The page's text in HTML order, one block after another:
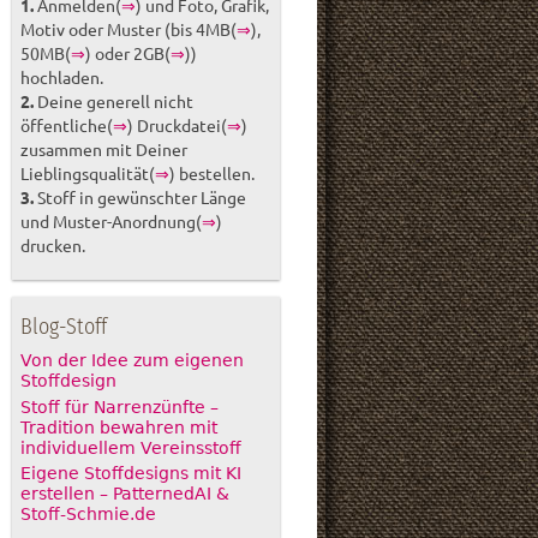
1.Anmelden(⇒) und Foto, Grafik,
Motiv oder Muster (bis 4MB(⇒),
50MB(⇒) oder 2GB(⇒))
hochladen.
2. Deine generell nicht
öffentliche(⇒) Druckdatei(⇒)
zusammen mit Deiner
Lieblingsqualität(⇒) bestellen.
3.Stoff in gewünschter Länge
und Muster-Anordnung(⇒)
drucken.
Blog-Stoff
Von der Idee zum eigenen
Stoffdesign
Stoff für Narrenzünfte –
Tradition bewahren mit
individuellem Vereinsstoff
Eigene Stoffdesigns mit KI
erstellen – PatternedAI &
Stoff-Schmie.de